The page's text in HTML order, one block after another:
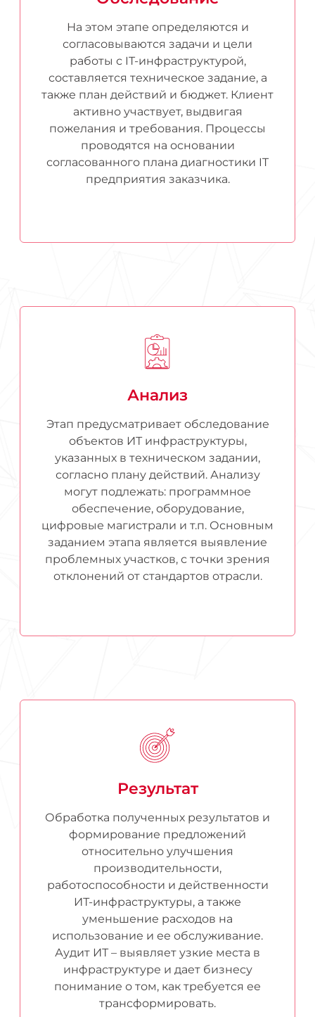
На этом этапе определяются и
согласовываются задачи и цели
работы с IT-инфраструктурой,
составляется техническое задание, а
также план действий и бюджет. Клиент
активно участвует, выдвигая
пожелания и требования. Процессы
проводятся на основании
согласованного плана диагностики IT
предприятия заказчика.
Анализ
Этап предусматривает обследование
объектов ИТ инфраструктуры,
указанных в техническом задании,
согласно плану действий. Анализу
могут подлежать: программное
обеспечение, оборудование,
цифровые магистрали и т.п. Основным
заданием этапа является выявление
проблемных участков, с точки зрения
отклонений от стандартов отрасли.
Результат
Обработка полученных результатов и
формирование предложений
относительно улучшения
производительности,
работоспособности и действенности
ИТ-инфраструктуры, а также
уменьшение расходов на
использование и ее обслуживание.
Аудит ИТ – выявляет узкие места в
инфраструктуре и дает бизнесу
понимание о том, как требуется ее
трансформировать.